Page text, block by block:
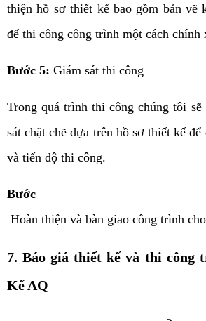
thiện hồ sơ thiết kế bao gồm bản vẽ
để thi công công trình một cách chính
Bước 5: Giám sát thi công
Trong quá trình thi công chúng tôi
sát chặt chẽ dựa trên hồ sơ thiết kế
và tiến độ thi công.
Hoàn thiện và bàn giao công trình
7. Báo giá thiết kế và thi công
Kế AQ